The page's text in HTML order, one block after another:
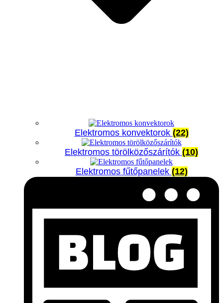
Elektromos konvektorok (22)
Elektromos törölközőszárítók (10)
Elektromos fűtőpanelek (12)